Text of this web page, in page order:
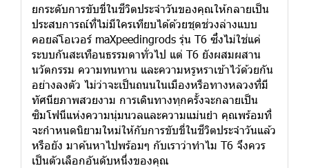
ยกระดับการขับขี่ในชีวิตประจำวันของคุณให้กลายเป็น
ประสบการณ์ที่ไม่มีใครเทียบได้ด้วยชุดช่วงล่างแบบ
คอยล์โอเวอร์ maXpeedingrods รุ่น T6 ซึ่งไม่ใช่แค่
ระบบกันสะเทือนธรรมดาทั่วไป แต่ T6 ยังผสมผสาน
นวัตกรรม ความทนทาน และความหรูหราเข้าไว้ด้วยกัน
อย่างลงตัว ไม่ว่าจะเป็นถนนในเมืองหรือทางหลวงที่มี
ทัศนียภาพสวยงาม การเดินทางทุกครั้งจะกลายเป็น
ซิมโฟนีแห่งความนุ่มนวลและความแม่นยำ คุณพร้อมที่
จะกำหนดนิยามใหม่ให้กับการขับขี่ในชีวิตประจำวันแล้ว
หรือยัง มาค้นหาไปพร้อมๆ กับเราว่าทำไม T6 จึงควร
เป็นตัวเลือกอันดับหนึ่งของคุณ